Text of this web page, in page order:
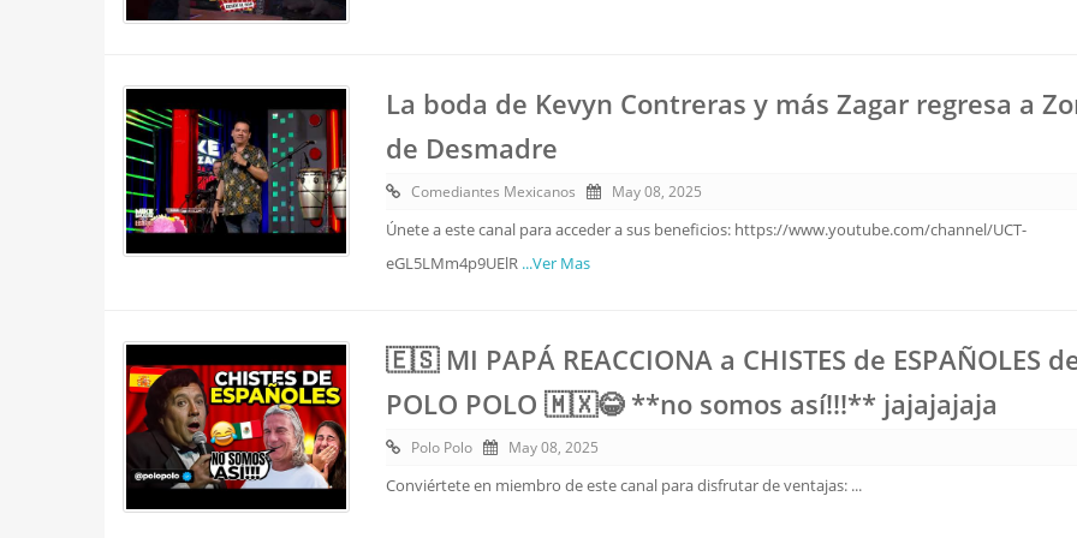
La boda de Kevyn Contreras y más Zagar regresa a
de Desmadre
Comediantes Mexicanos May 08, 2025
Únete a este canal para acceder a sus beneficios: https://www.youtube.com/channel/UCT-
eGL5LMm4p9UElR ...Ver Mas
🇪🇸 MI PAPÁ REACCIONA a CHISTES de ESPAÑOLES
POLO POLO 🇲🇽😂 **no somos así!!!** jajajajaja
Polo Polo May 08, 2025
Conviértete en miembro de este canal para disfrutar de ventajas: ...